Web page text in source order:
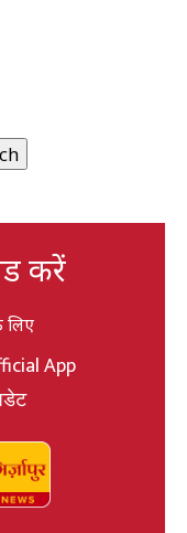
करें
लिए
App